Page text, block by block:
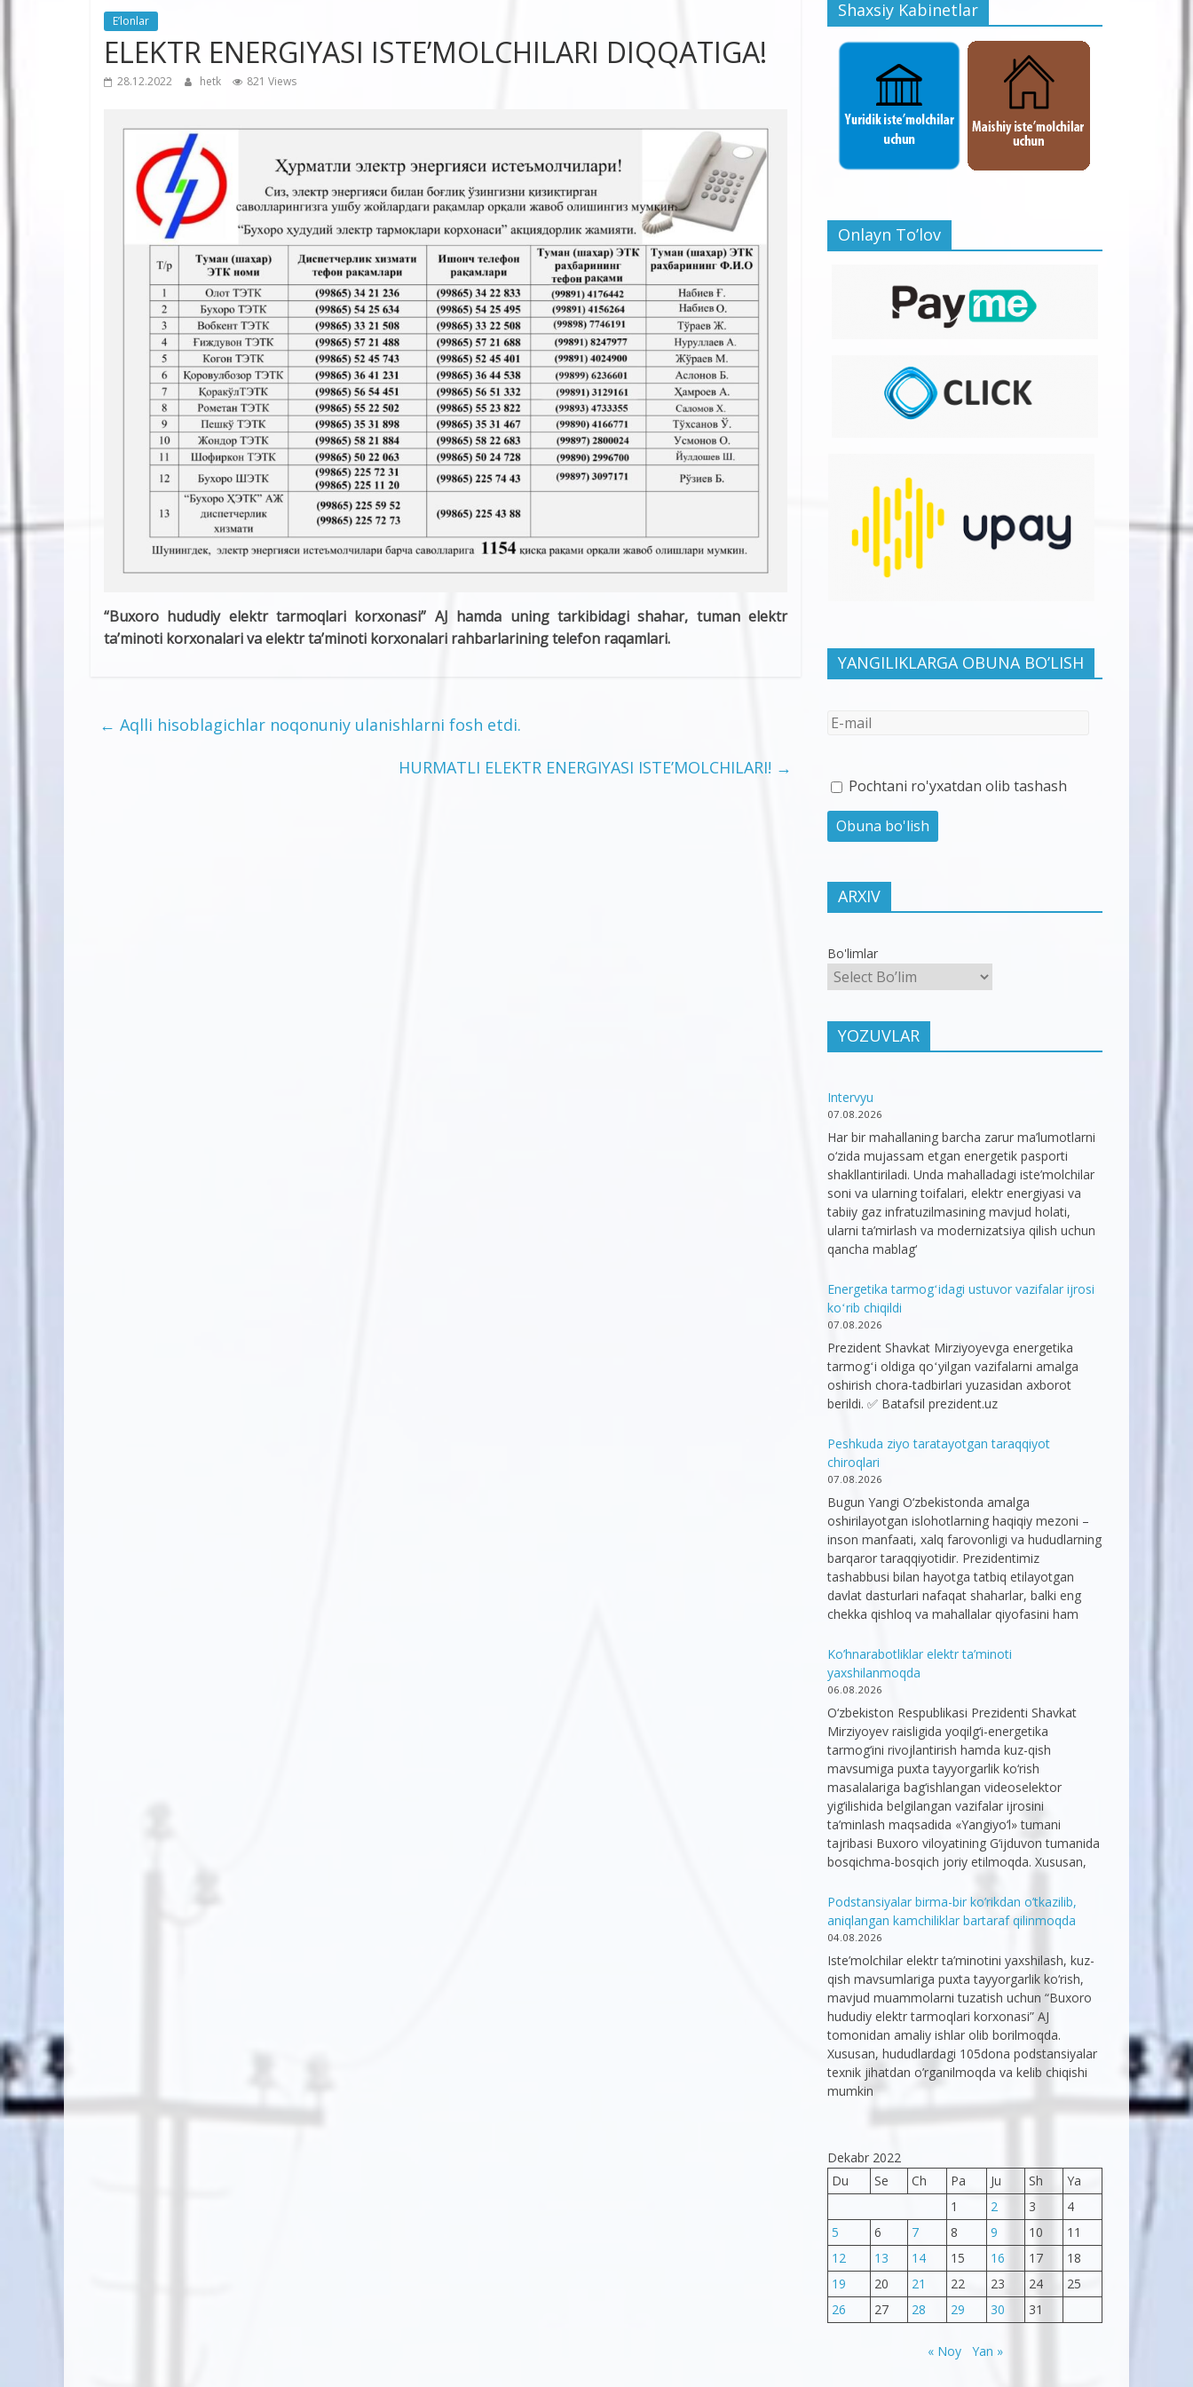
E’lonlar
ELEKTR ENERGIYASI ISTE’MOLCHILARI DIQQATIGA!
28.12.2022 hetk 821 Views
“Buxoro hududiy elektr tarmoqlari korxonasi” AJ hamda uning tarkibidagi shahar, tuman elektr
ta’minoti korxonalari va elektr ta’minoti korxonalari rahbarlarining telefon raqamlari.
← Aqlli hisoblagichlar noqonuniy ulanishlarni fosh etdi.
HURMATLI ELEKTR ENERGIYASI ISTE’MOLCHILARI! →
Shaxsiy Kabinetlar
Onlayn To’lov
YANGILIKLARGA OBUNA BO’LISH
Pochtani ro'yxatdan olib tashash
ARXIV
Bo'limlar
YOZUVLAR
Intervyu
07.08.2026
Har bir mahallaning barcha zarur ma’lumotlarni
o‘zida mujassam etgan energetik pasporti
shakllantiriladi. Unda mahalladagi iste’molchilar
soni va ularning toifalari, elektr energiyasi va
tabiiy gaz infratuzilmasining mavjud holati,
ularni ta’mirlash va modernizatsiya qilish uchun
qancha mablag‘
Energetika tarmogʻidagi ustuvor vazifalar ijrosi
koʻrib chiqildi
07.08.2026
Prezident Shavkat Mirziyoyevga energetika
tarmogʻi oldiga qoʻyilgan vazifalarni amalga
oshirish chora-tadbirlari yuzasidan axborot
berildi. ✅ Batafsil prezident.uz
Peshkuda ziyo taratayotgan taraqqiyot
chiroqlari
07.08.2026
Bugun Yangi O‘zbekistonda amalga
oshirilayotgan islohotlarning haqiqiy mezoni –
inson manfaati, xalq farovonligi va hududlarning
barqaror taraqqiyotidir. Prezidentimiz
tashabbusi bilan hayotga tatbiq etilayotgan
davlat dasturlari nafaqat shaharlar, balki eng
chekka qishloq va mahallalar qiyofasini ham
Ko’hnarabotliklar elektr ta’minoti
yaxshilanmoqda
06.08.2026
O‘zbekiston Respublikasi Prezidenti Shavkat
Mirziyoyev raisligida yoqilg‘i-energetika
tarmog‘ini rivojlantirish hamda kuz-qish
mavsumiga puxta tayyorgarlik ko‘rish
masalalariga bag‘ishlangan videoselektor
yig‘ilishida belgilangan vazifalar ijrosini
ta’minlash maqsadida «Yangiyo‘l» tumani
tajribasi Buxoro viloyatining G‘ijduvon tumanida
bosqichma-bosqich joriy etilmoqda. Xususan,
Podstansiyalar birma-bir ko’rikdan o’tkazilib,
aniqlangan kamchiliklar bartaraf qilinmoqda
04.08.2026
Iste’molchilar elektr ta’minotini yaxshilash, kuz-
qish mavsumlariga puxta tayyorgarlik ko‘rish,
mavjud muammolarni tuzatish uchun “Buxoro
hududiy elektr tarmoqlari korxonasi” AJ
tomonidan amaliy ishlar olib borilmoqda.
Xususan, hududlardagi 105dona podstansiyalar
texnik jihatdan o’rganilmoqda va kelib chiqishi
mumkin
Dekabr 2022
Du
Se Ch Pa Ju Sh
Ya
1
2 3
4
5
6 7 8 9 10
11
12
13 14 15 16 17
18
19
20 21 22 23 24
25
26
27 28 29 30 31
« Noy Yan »